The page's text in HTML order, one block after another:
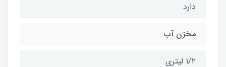
دارد
مخزن آب
۱/۲ لیتری